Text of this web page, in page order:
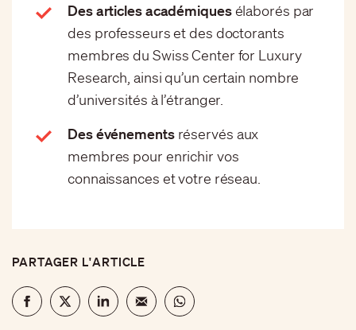
Des articles académiquesélaborés par
des professeurs et des doctorants
membres du Swiss Center for Luxury
Research, ainsi qu’un certain nombre
d’universités à l’étranger.
Des événementsréservés aux
membres pour enrichir vos
connaissances et votre réseau.
PARTAGER L'ARTICLE